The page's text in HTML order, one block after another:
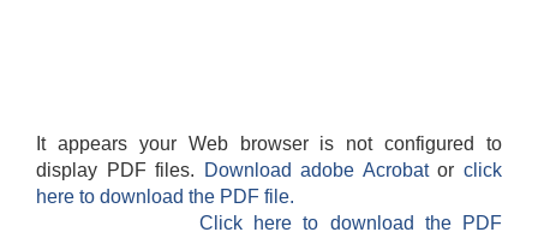
It appears your Web browser is not configured to
display PDF files.
Download adobe Acrobatorclick
here to download the PDF file.
Click here to download the PDF